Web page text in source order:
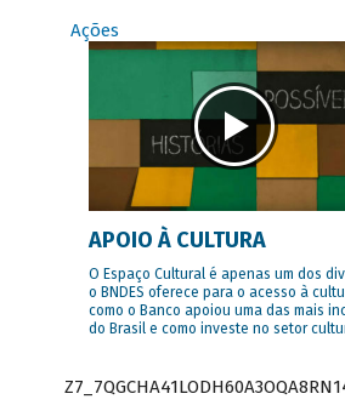
Ações
APOIO À CULTURA
O Espaço Cultural é apenas um dos
o BNDES oferece para o acesso à
como o Banco apoiou uma das mais
do Brasil e como investe no setor